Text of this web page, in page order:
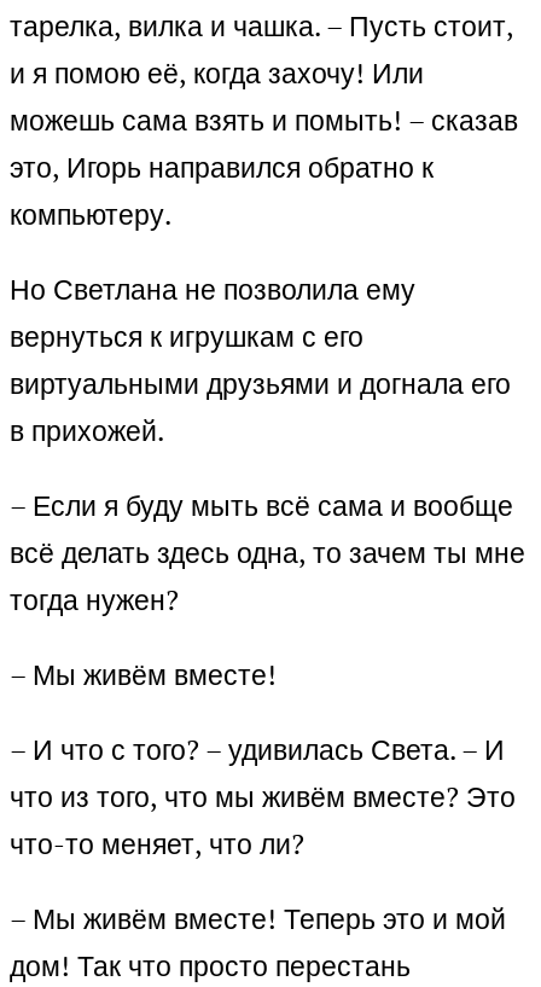
тарелка, вилка и чашка. – Пусть стоит,
и я помою её, когда захочу! Или
можешь сама взять и помыть! – сказав
это, Игорь направился обратно к
компьютеру.
Но Светлана не позволила ему
вернуться к игрушкам с его
виртуальными друзьями и догнала его
в прихожей.
– Если я буду мыть всё сама и вообще
всё делать здесь одна, то зачем ты мне
тогда нужен?
– Мы живём вместе!
– И что с того? – удивилась Света. – И
что из того, что мы живём вместе? Это
что-то меняет, что ли?
– Мы живём вместе! Теперь это и мой
дом! Так что просто перестань